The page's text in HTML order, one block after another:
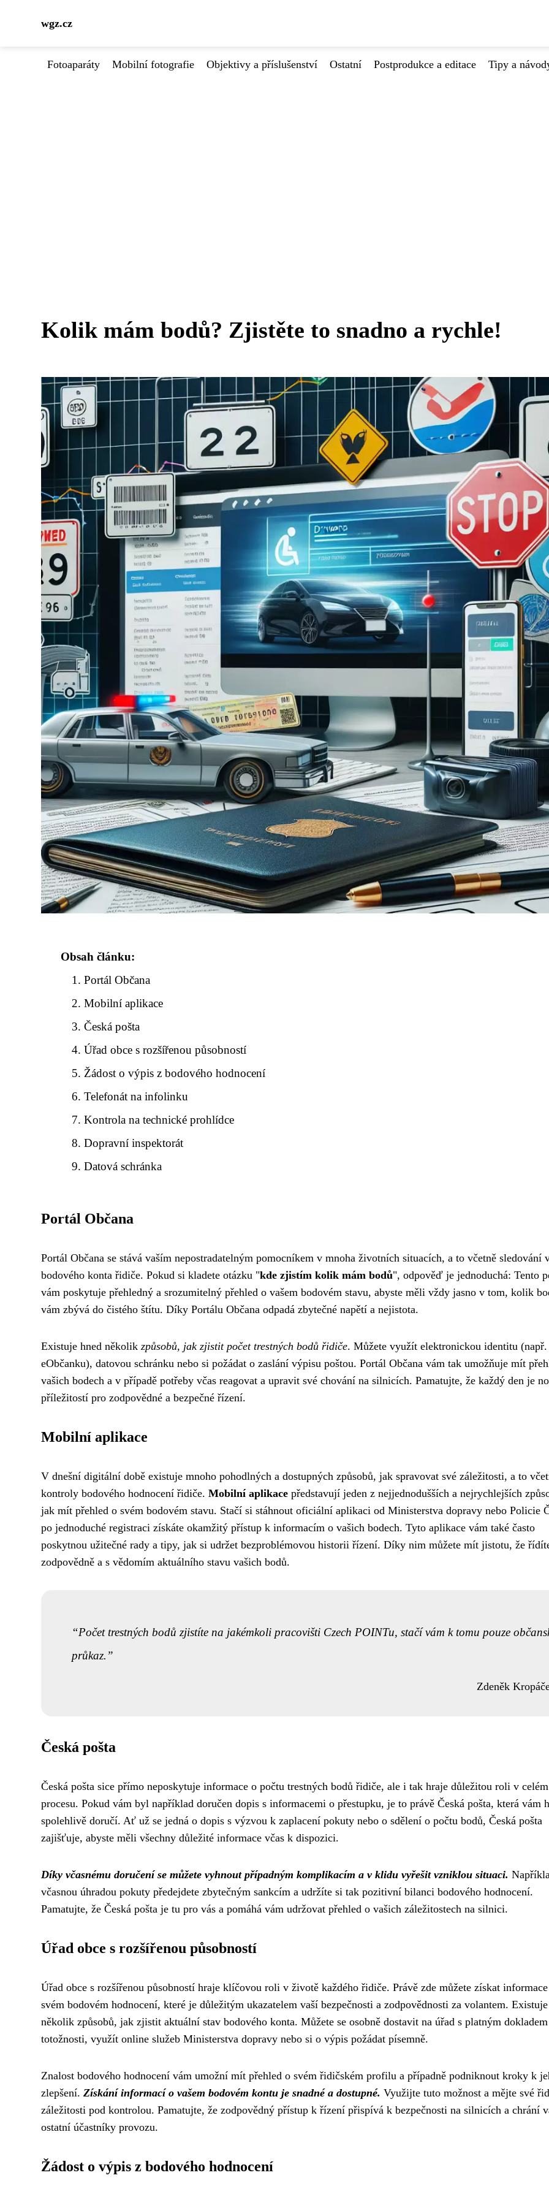
wgz.cz
Fotoaparáty Mobilní fotografie Objektivy a příslušenství Ostatní Postprodukce a editace Tipy a
Kolik mám bodů? Zjistěte to snadno a rychle!
Obsah článku:
Portál Občana
Mobilní aplikace
Česká pošta
Úřad obce s rozšířenou působností
Žádost o výpis z bodového hodnocení
Telefonát na infolinku
Kontrola na technické prohlídce
Dopravní inspektorát
Datová schránka
Portál Občana
Portál Občana se stává vaším nepostradatelným pomocníkem v mnoha životních situacích, a to včetně sledování
bodového konta řidiče. Pokud si kladete otázku "kde zjistím kolik mám bodů", odpověď je jednoduchá: Tento
vám poskytuje přehledný a srozumitelný přehled o vašem bodovém stavu, abyste měli vždy jasno v tom, kolik
vám zbývá do čistého štítu. Díky Portálu Občana odpadá zbytečné napětí a nejistota.
Existuje hned několik způsobů, jak zjistit počet trestných bodů řidiče. Můžete využít elektronickou identitu (např.
eObčanku), datovou schránku nebo si požádat o zaslání výpisu poštou. Portál Občana vám tak umožňuje mít
vašich bodech a v případě potřeby včas reagovat a upravit své chování na silnicích. Pamatujte, že každý den je
příležitostí pro zodpovědné a bezpečné řízení.
Mobilní aplikace
V dnešní digitální době existuje mnoho pohodlných a dostupných způsobů, jak spravovat své záležitosti, a to
kontroly bodového hodnocení řidiče. Mobilní aplikace představují jeden z nejjednodušších a nejrychlejších
jak mít přehled o svém bodovém stavu. Stačí si stáhnout oficiální aplikaci od Ministerstva dopravy nebo Policie
po jednoduché registraci získáte okamžitý přístup k informacím o vašich bodech. Tyto aplikace vám také často
poskytnou užitečné rady a tipy, jak si udržet bezproblémovou historii řízení. Díky nim můžete mít jistotu, že
zodpovědně a s vědomím aktuálního stavu vašich bodů.
Počet trestných bodů zjistíte na jakémkoli pracovišti Czech POINTu, stačí vám k tomu pouze
průkaz.
Zdeněk
Česká pošta
Česká pošta sice přímo neposkytuje informace o počtu trestných bodů řidiče, ale i tak hraje důležitou roli v celém
procesu. Pokud vám byl například doručen dopis s informacemi o přestupku, je to právě Česká pošta, která vám
spolehlivě doručí. Ať už se jedná o dopis s výzvou k zaplacení pokuty nebo o sdělení o počtu bodů, Česká pošta
zajišťuje, abyste měli všechny důležité informace včas k dispozici.
Díky včasnému doručení se můžete vyhnout případným komplikacím a v klidu vyřešit vzniklou situaci.
včasnou úhradou pokuty předejdete zbytečným sankcím a udržíte si tak pozitivní bilanci bodového hodnocení.
Pamatujte, že Česká pošta je tu pro vás a pomáhá vám udržovat přehled o vašich záležitostech na silnici.
Úřad obce s rozšířenou působností
Úřad obce s rozšířenou působností hraje klíčovou roli v životě každého řidiče. Právě zde můžete získat
svém bodovém hodnocení, které je důležitým ukazatelem vaší bezpečnosti a zodpovědnosti za volantem. Existuje
několik způsobů, jak zjistit aktuální stav bodového konta. Můžete se osobně dostavit na úřad s platným dokladem
totožnosti, využít online služeb Ministerstva dopravy nebo si o výpis požádat písemně.
Znalost bodového hodnocení vám umožní mít přehled o svém řidičském profilu a případně podniknout kroky k
zlepšení. Získání informací o vašem bodovém kontu je snadné a dostupné. Využijte tuto možnost a mějte své
záležitosti pod kontrolou. Pamatujte, že zodpovědný přístup k řízení přispívá k bezpečnosti na silnicích a chrání
ostatní účastníky provozu.
Žádost o výpis z bodového hodnocení